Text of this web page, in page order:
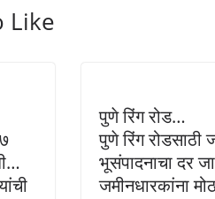
Like
पुणे रिंग रोड…
पुणे रिंग रोडसाठी
भूसंपादनाचा दर
जमीनधारकांना